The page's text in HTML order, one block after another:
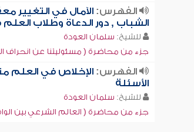
الفهرس:الآمال في التغيير
الشباب , دور الدعاة وطلاب
للشيخ: سلمان العودة
جزء من محاضرة ( مسئوليتنا عن انحراف
الفهرس:الإخلاص في العلم
الأسئلة
للشيخ: سلمان العودة
جزء من محاضرة ( العالم الشرعي بين